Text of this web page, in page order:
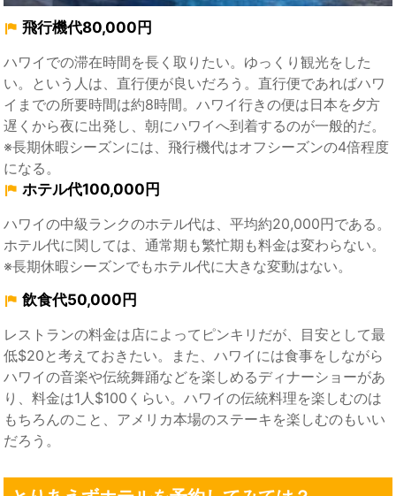
飛行機代80,000円
ハワイでの滞在時間を長く取りたい。ゆっくり観光をした
い。という人は、直行便が良いだろう。直行便であればハワ
イまでの所要時間は約8時間。ハワイ行きの便は日本を夕方
遅くから夜に出発し、朝にハワイへ到着するのが一般的だ。
※長期休暇シーズンには、飛行機代はオフシーズンの4倍程度
になる。
ホテル代100,000円
ハワイの中級ランクのホテル代は、平均約20,000円である。
ホテル代に関しては、通常期も繁忙期も料金は変わらない。
※長期休暇シーズンでもホテル代に大きな変動はない。
飲食代50,000円
レストランの料金は店によってピンキリだが、目安として最
低$20と考えておきたい。また、ハワイには食事をしながら
ハワイの音楽や伝統舞踊などを楽しめるディナーショーがあ
り、料金は1人$100くらい。ハワイの伝統料理を楽しむのは
もちろんのこと、アメリカ本場のステーキを楽しむのもいい
だろう。